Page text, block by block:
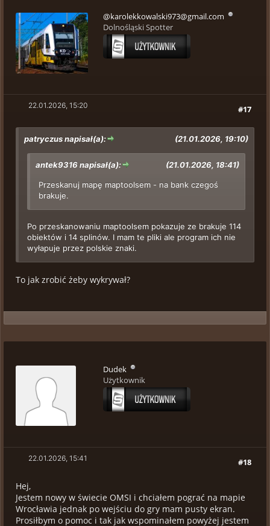
@karolekkowalski973@gmail.com
Dolnośląski Spotter
#17
22.01.2026, 15:20
(21.01.2026, 19:10)
patryczus napisał(a):
(21.01.2026, 18:41)
antek9316 napisał(a):
Przeskanuj mapę maptoolsem - na bank czegoś
brakuje.
Po przeskanowaniu maptoolsem pokazuje ze brakuje 114
obiektów i 14 splinów. I mam te pliki ale program ich nie
wyłapuje przez polskie znaki.
To jak zrobić żeby wykrywał?
Dudek
Użytkownik
#18
22.01.2026, 15:41
Hej,
Jestem nowy w świecie OMSI i chciałem pograć na mapie
Wrocławia jednak po wejściu do gry mam pusty ekran.
Prosiłbym o pomoc i tak jak wspominałem powyżej jestem